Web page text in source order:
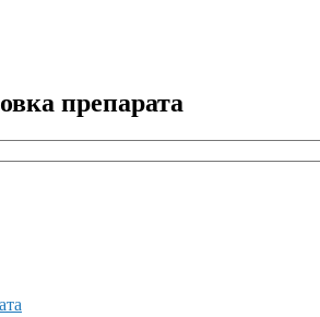
препарата